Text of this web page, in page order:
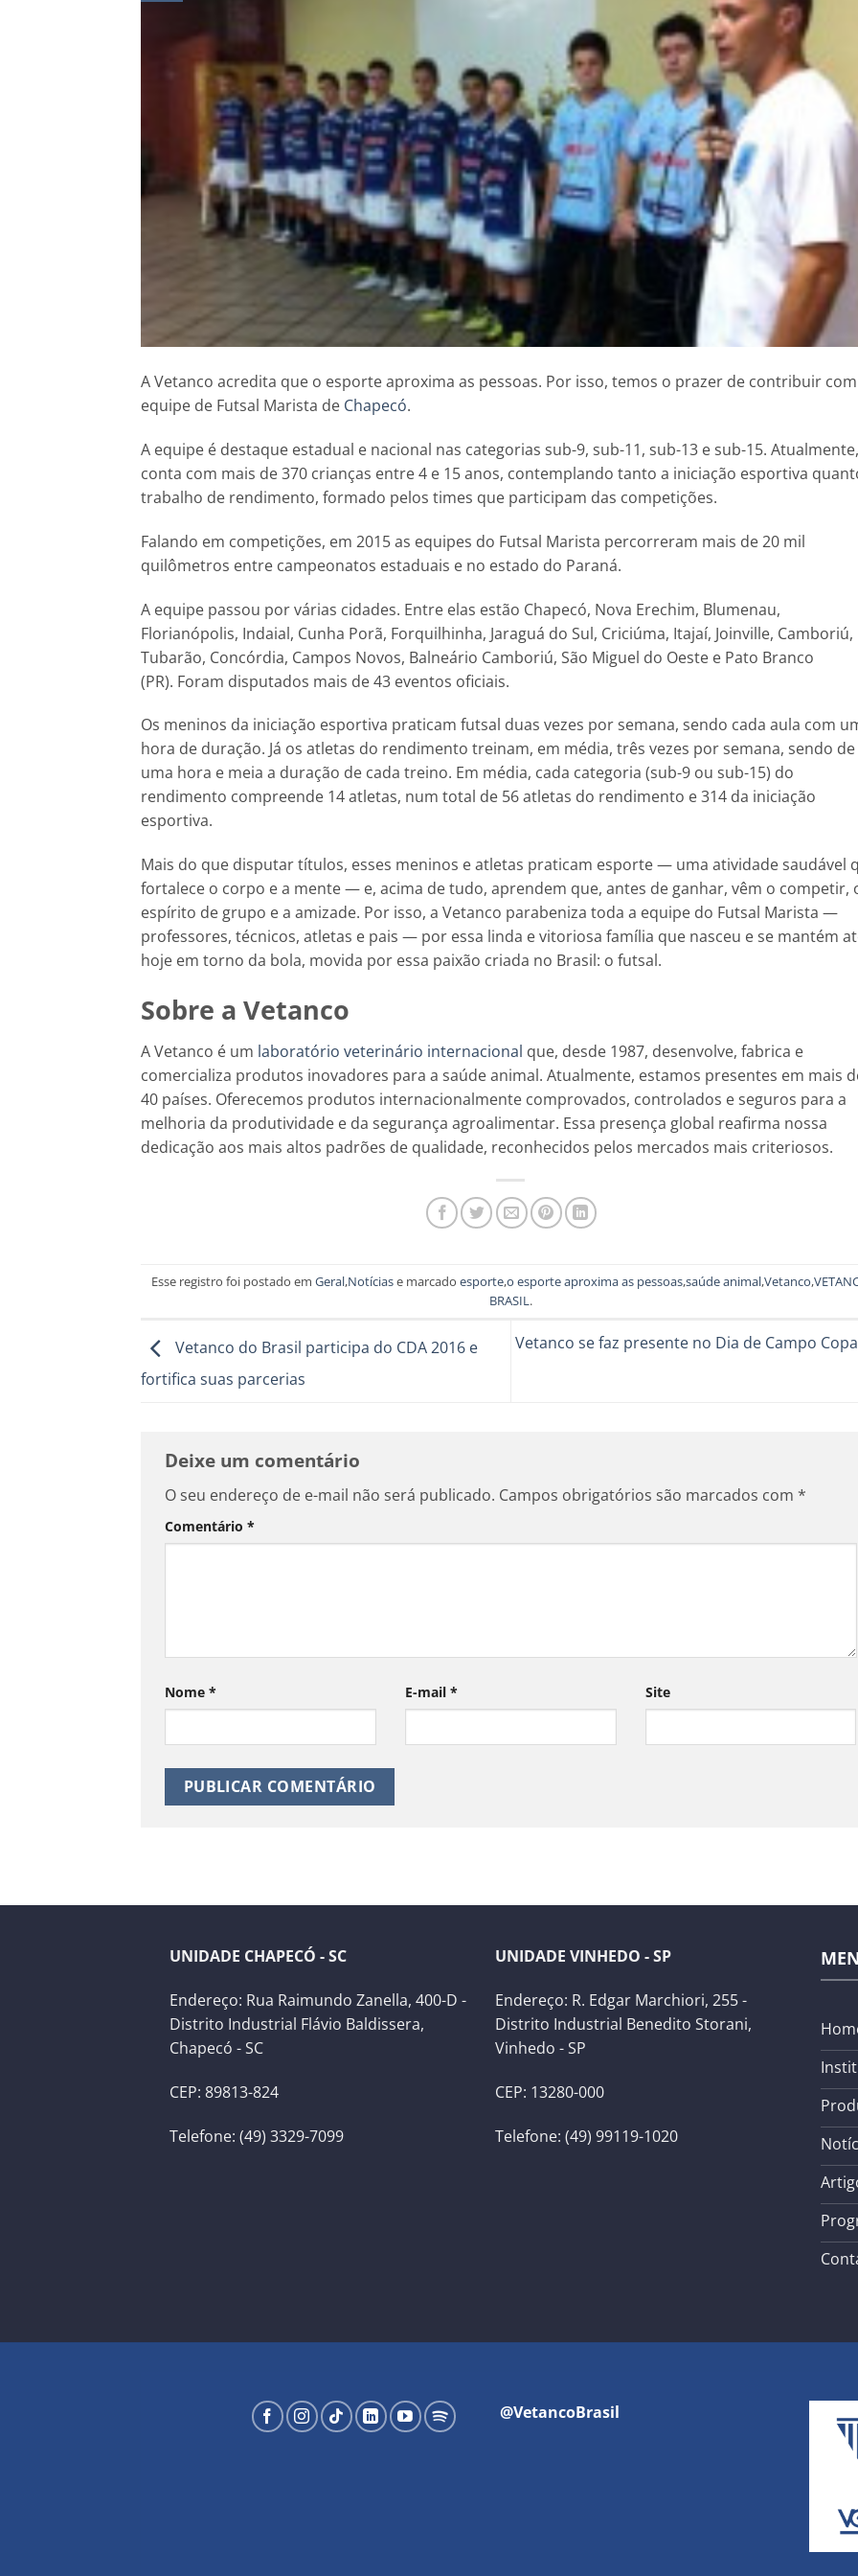
A Vetanco acredita que o esporte aproxima as pessoas. Por isso, temos o prazer de contribuir
equipe de Futsal Marista de Chapecó.
A equipe é destaque estadual e nacional nas categorias sub-9, sub-11, sub-13 e sub-15. Atualmente,
conta com mais de 370 crianças entre 4 e 15 anos, contemplando tanto a iniciação esportiva
trabalho de rendimento, formado pelos times que participam das competições.
Falando em competições, em 2015 as equipes do Futsal Marista percorreram mais de 20 mil
quilômetros entre campeonatos estaduais e no estado do Paraná.
A equipe passou por várias cidades. Entre elas estão Chapecó, Nova Erechim, Blumenau,
Florianópolis, Indaial, Cunha Porã, Forquilhinha, Jaraguá do Sul, Criciúma, Itajaí, Joinville, Camboriú,
Tubarão, Concórdia, Campos Novos, Balneário Camboriú, São Miguel do Oeste e Pato Branco
(PR). Foram disputados mais de 43 eventos oficiais.
Os meninos da iniciação esportiva praticam futsal duas vezes por semana, sendo cada aula com
hora de duração. Já os atletas do rendimento treinam, em média, três vezes por semana, sendo de
uma hora e meia a duração de cada treino. Em média, cada categoria (sub-9 ou sub-15) do
rendimento compreende 14 atletas, num total de 56 atletas do rendimento e 314 da iniciação
esportiva.
Mais do que disputar títulos, esses meninos e atletas praticam esporte — uma atividade saudável
fortalece o corpo e a mente — e, acima de tudo, aprendem que, antes de ganhar, vêm o competir,
espírito de grupo e a amizade. Por isso, a Vetanco parabeniza toda a equipe do Futsal Marista —
professores, técnicos, atletas e pais — por essa linda e vitoriosa família que nasceu e se mantém
hoje em torno da bola, movida por essa paixão criada no Brasil: o futsal.
Sobre a Vetanco
A Vetanco é um laboratório veterinário internacional que, desde 1987, desenvolve, fabrica e
comercializa produtos inovadores para a saúde animal. Atualmente, estamos presentes em mais
40 países. Oferecemos produtos internacionalmente comprovados, controlados e seguros para a
melhoria da produtividade e da segurança agroalimentar. Essa presença global reafirma nossa
dedicação aos mais altos padrões de qualidade, reconhecidos pelos mercados mais criteriosos.
Esse registro foi postado emGeral,Notíciase marcadoesporte,o esporte aproxima as pessoas,saúde animal,Vetanco,
BRASIL.
Vetanco do Brasil participa do CDA 2016 e
fortifica suas parcerias
Vetanco se faz presente no Dia de Campo
Deixe um comentário
O seu endereço de e-mail não será publicado. Campos obrigatórios são marcados com *
Comentário *
Nome * E-mail * Site
UNIDADE CHAPECÓ - SC
Endereço: Rua Raimundo Zanella, 400-D -
Distrito Industrial Flávio Baldissera,
Chapecó - SC
CEP: 89813-824
Telefone: (49) 3329-7099
UNIDADE VINHEDO - SP
Endereço: R. Edgar Marchiori, 255 -
Distrito Industrial Benedito Storani,
Vinhedo - SP
CEP: 13280-000
Telefone: (49) 99119-1020
@VetancoBrasil